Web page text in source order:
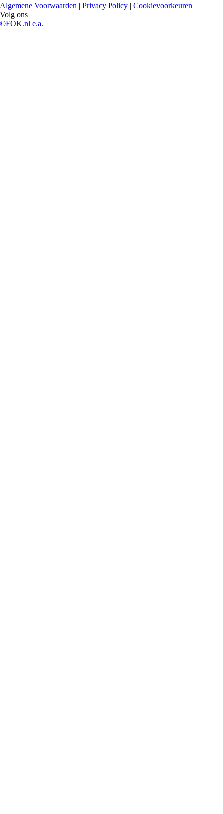
Algemene Voorwaarden | Privacy Policy | Cookievoorkeuren
Volg ons
©FOK.nl e.a.